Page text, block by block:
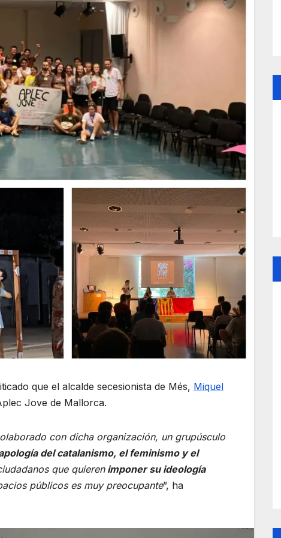
que el alcalde secesionista de Més, Miquel
Jove de Mallorca.
con dicha organización, un grupúsculo
del catalanismo, el feminismo y el
que quierenimponer su ideología
públicos es muy preocupante”, ha